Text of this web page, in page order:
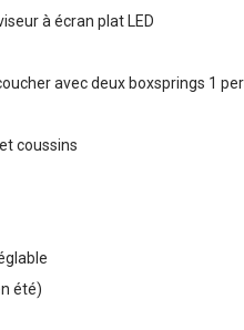
à écran plat LED
avec deux boxsprings 1
coussins
été)